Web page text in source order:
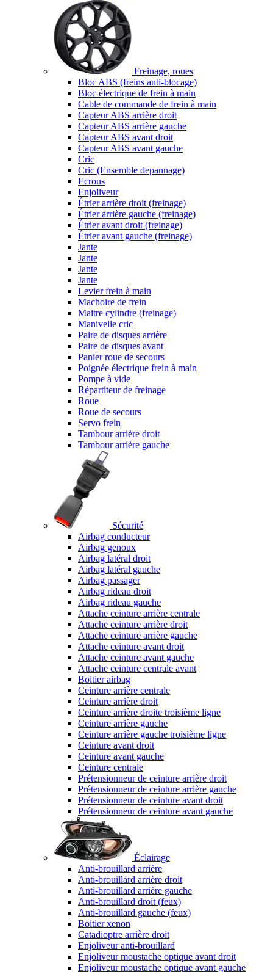
Freinage, roues
Bloc ABS (freins anti-blocage)
Bloc électrique de frein à main
Cable de commande de frein à main
Capteur ABS arrière droit
Capteur ABS arrière gauche
Capteur ABS avant droit
Capteur ABS avant gauche
Cric
Cric (Ensemble depannage)
Ecrous
Enjoliveur
Étrier arrière droit (freinage)
Étrier arrière gauche (freinage)
Étrier avant droit (freinage)
Étrier avant gauche (freinage)
Jante
Jante
Jante
Jante
Levier frein à main
Machoire de frein
Maitre cylindre (freinage)
Manivelle cric
Paire de disques arrière
Paire de disques avant
Panier roue de secours
Poignée électrique frein à main
Pompe à vide
Répartiteur de freinage
Roue
Roue de secours
Servo frein
Tambour arrière droit
Tambour arrière gauche
Sécurité
Airbag conducteur
Airbag genoux
Airbag latéral droit
Airbag latéral gauche
Airbag passager
Airbag rideau droit
Airbag rideau gauche
Attache ceinture arrière centrale
Attache ceinture arrière droit
Attache ceinture arrière gauche
Attache ceinture avant droit
Attache ceinture avant gauche
Attache ceinture centrale avant
Boitier airbag
Ceinture arrière centrale
Ceinture arrière droit
Ceinture arrière droite troisième ligne
Ceinture arrière gauche
Ceinture arrière gauche troisième ligne
Ceinture avant droit
Ceinture avant gauche
Ceinture centrale
Prétensionneur de ceinture arrière droit
Prétensionneur de ceinture arrière gauche
Prétensionneur de ceinture avant droit
Prétensionneur de ceinture avant gauche
Éclairage
Anti-brouillard arrière
Anti-brouillard arrière droit
Anti-brouillard arrière gauche
Anti-brouillard droit (feux)
Anti-brouillard gauche (feux)
Boitier xenon
Catadioptre arrière droit
Enjoliveur anti-brouillard
Enjoliveur moustache optique avant droit
Enjoliveur moustache optique avant gauche